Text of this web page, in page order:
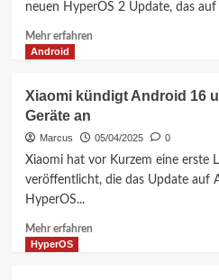
Global
Version
neuen HyperOS 2 Update, das
Mehr erfahrenMehr
HyperOS
Android
2
Android
Xiaomi kündigt Android 16
Geräte an
Marcus 05/04/2025 0
Xiaomi hat vor Kurzem eine erste
veröffentlicht, die das Update auf
HyperOS...
Mehr erfahrenMehr
HyperOS